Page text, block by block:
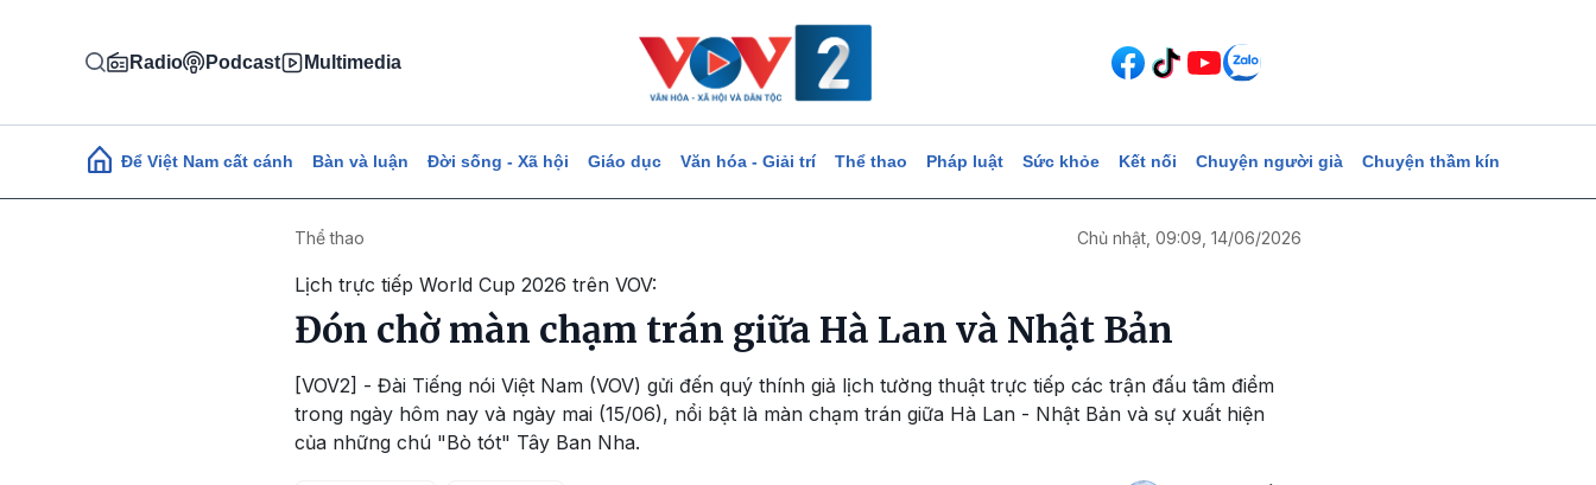
Radio Podcast Multimedia
Main navigation
Để Việt Nam cất cánh Bàn và luận Đời sống - Xã hội Giáo dục Văn hóa - Giải trí Thể thao Pháp luật Sức khỏe Kết nối Chuyện người già Chuyện thầm kín
Thể thao Chủ nhật, 09:09, 14/06/2026
Lịch trực tiếp World Cup 2026 trên VOV:
Đón chờ màn chạm trán giữa Hà Lan và Nhật Bản
[VOV2] - Đài Tiếng nói Việt Nam (VOV) gửi đến quý thính giả lịch tường thuật trực tiếp các trận đấu tâm điểm
trong ngày hôm nay và ngày mai (15/06), nổi bật là màn chạm trán giữa Hà Lan - Nhật Bản và sự xuất hiện
của những chú "Bò tót" Tây Ban Nha.